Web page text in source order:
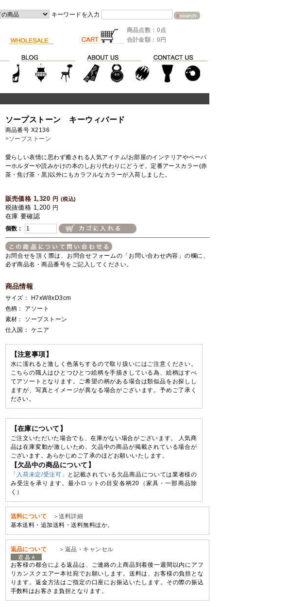
キーワードを入力
商品点数：0点
合計金額：0円
ソープストーン キーウィバード
商品番号 X2136
>ソープストーン
愛らしい表情に思わず癒される人気アイテム!お部屋のインテリアやペーパ
ーホルダーや読みかけの本のしおり代わりにどうぞ。定番アースカラー(赤
茶・焦げ茶・黒)以外にもカラフルなカラーが入荷しました。
販売価格 1,320 円 (税込)
税抜価格 1,200 円
在庫 要確認
個数：
お問合せを頂く際は、お問合せフォームの「お問い合わせ内容」の欄に、
必ず商品名・商品番号をご記入してください。
商品情報
サイズ： H7xW8xD3cm
色柄： アソート
素材： ソープストーン
仕入国： ケニア
【注意事項】
水に濡れると激しく色落ちするので取り扱いにはご注意ください。
こちらの職人はひとつひとつ絵柄を手描きしている為、絵柄はすべ
てアソートとなります。ご希望の柄がある場合は類似品をお探しし
ますが、写真とイメージが異なる場合がございます。予めご了承く
ださい。
【在庫について】
ご注文いただいた場合でも、在庫がない場合がございます。 人気商
品は在庫変動が激しいため、欠品中の商品が掲載されている場合が
ございます。あらかじめご了承のほどお願いいたします。
【欠品中の商品について】
「入荷未定/受注可」
と記載されている欠品商品については業者様の
み受注を承ります。最小ロットの目安各柄20（家具・一部商品除
く）
送料について
＞送料詳細
基本送料・追加送料・送料無料ほか。
返品について ＞返品・キャンセル
お客様の都合による返品は、ご連絡の上商品到着後一週間以内にアフ
リカンスクエアー本社宛でお願いします。送料は、お客様の負担とな
ります。返金方法はご指定の口座にお振込いたします。その際の振込
手数料はお客さま負担となります。